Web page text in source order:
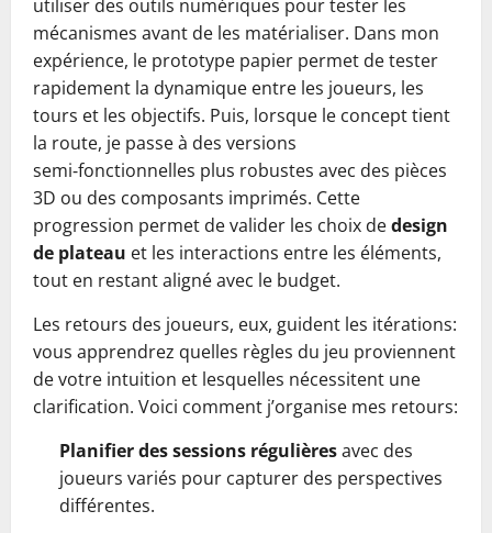
utiliser des outils numériques pour tester les
mécanismes avant de les matérialiser. Dans mon
expérience, le prototype papier permet de tester
rapidement la dynamique entre les joueurs, les
tours et les objectifs. Puis, lorsque le concept tient
la route, je passe à des versions
semi‑fonctionnelles plus robustes avec des pièces
3D ou des composants imprimés. Cette
progression permet de valider les choix dedesign
de plateau et les interactions entre les éléments,
tout en restant aligné avec le budget.
Les retours des joueurs, eux, guident les itérations:
vous apprendrez quelles règles du jeu proviennent
de votre intuition et lesquelles nécessitent une
clarification. Voici comment j’organise mes retours:
Planifier des sessions régulièresavec des
joueurs variés pour capturer des perspectives
différentes.